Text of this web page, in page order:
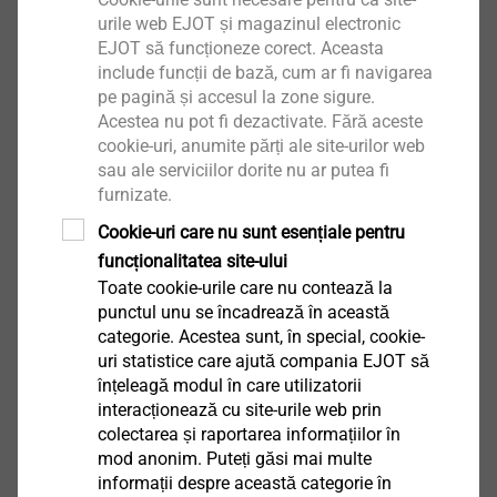
Ancoră bolț
Vizualizare produs
Ancoră bolț
Vizualizare produs
JBS-R/EcoTek
Șuruburi pentru beton / BCA
Vizualizare produs
urile web EJOT și magazinul electronic
EJOT să funcționeze corect. Aceasta
include funcții de bază, cum ar fi navigarea
pe pagină și accesul la zone sigure.
Acestea nu pot fi dezactivate. Fără aceste
cookie-uri, anumite părți ale site-urilor web
sau ale serviciilor dorite nu ar putea fi
furnizate.
Cookie-uri care nu sunt esențiale pentru
funcționalitatea site-ului
Toate cookie-urile care nu contează la
punctul unu se încadrează în această
categorie. Acestea sunt, în special, cookie-
uri statistice care ajută compania EJOT să
înțeleagă modul în care utilizatorii
interacționează cu site-urile web prin
colectarea și raportarea informațiilor în
mod anonim. Puteți găsi mai multe
informații despre această categorie în